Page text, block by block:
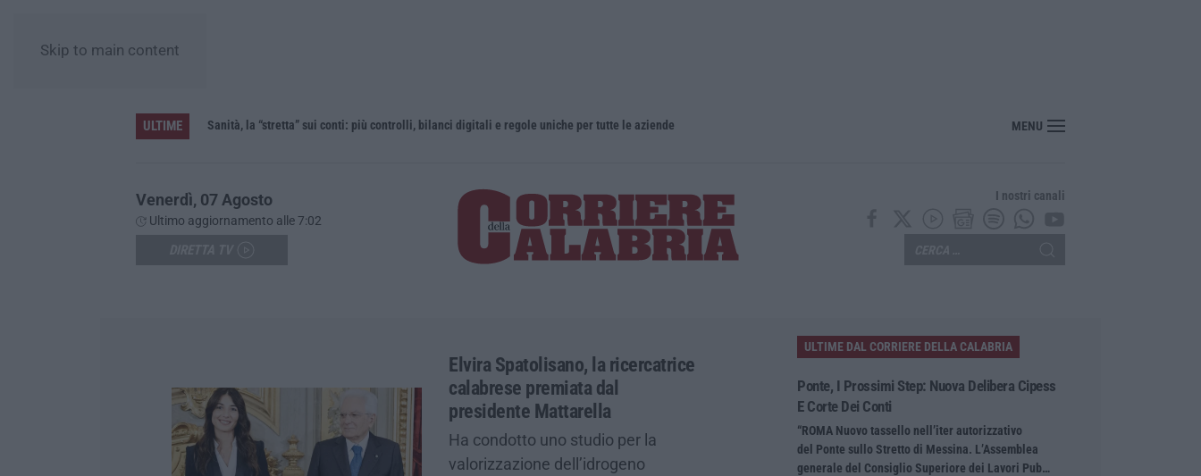
Skip to main content
ULTIME Sanità, la “stretta” sui conti: più controlli, bilanci digitali e regole uniche per tutte le aziende MENU
Venerdì, 07 Agosto
Ultimo aggiornamento alle 7:02
I nostri canali
Elvira Spatolisano, la ricercatrice
calabrese premiata dal
presidente Mattarella
Ha condotto uno studio per la
valorizzazione dell’idrogeno
ULTIME DAL CORRIERE DELLA CALABRIA
Ponte, I Prossimi Step: Nuova Delibera Cipess
E Corte Dei Conti
“ROMA Nuovo tassello nell’iter autorizzativo
del Ponte sullo Stretto di Messina. L’Assemblea
generale del Consiglio Superiore dei Lavori Pub…